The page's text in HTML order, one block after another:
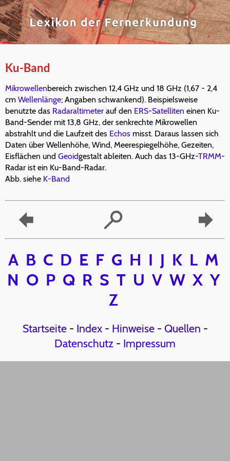
Ku-Band
Mikrowellenbereich zwischen 12,4 GHz und 18 GHz (1,67 - 2,4
cm Wellenlänge; Angaben schwankend). Beispielsweise
benutzte das Radaraltimeter auf den ERS-Satelliten einen Ku-
Band-Sender mit 13,8 GHz, der senkrechte Mikrowellen
abstrahlt und die Laufzeit des Echos misst. Daraus lassen sich
Daten über Wellenhöhe, Wind, Meerespiegelhöhe, Gezeiten,
Eisflächen und Geoidgestalt ableiten. Auch das 13-GHz-TRMM-
Radar ist ein Ku-Band-Radar.
Abb. siehe K-Band
A B C D E F G H I J K L M
N O P Q R S T U V W X Y
Z
Startseite- Index- Hinweise- Quellen -
Datenschutz - Impressum